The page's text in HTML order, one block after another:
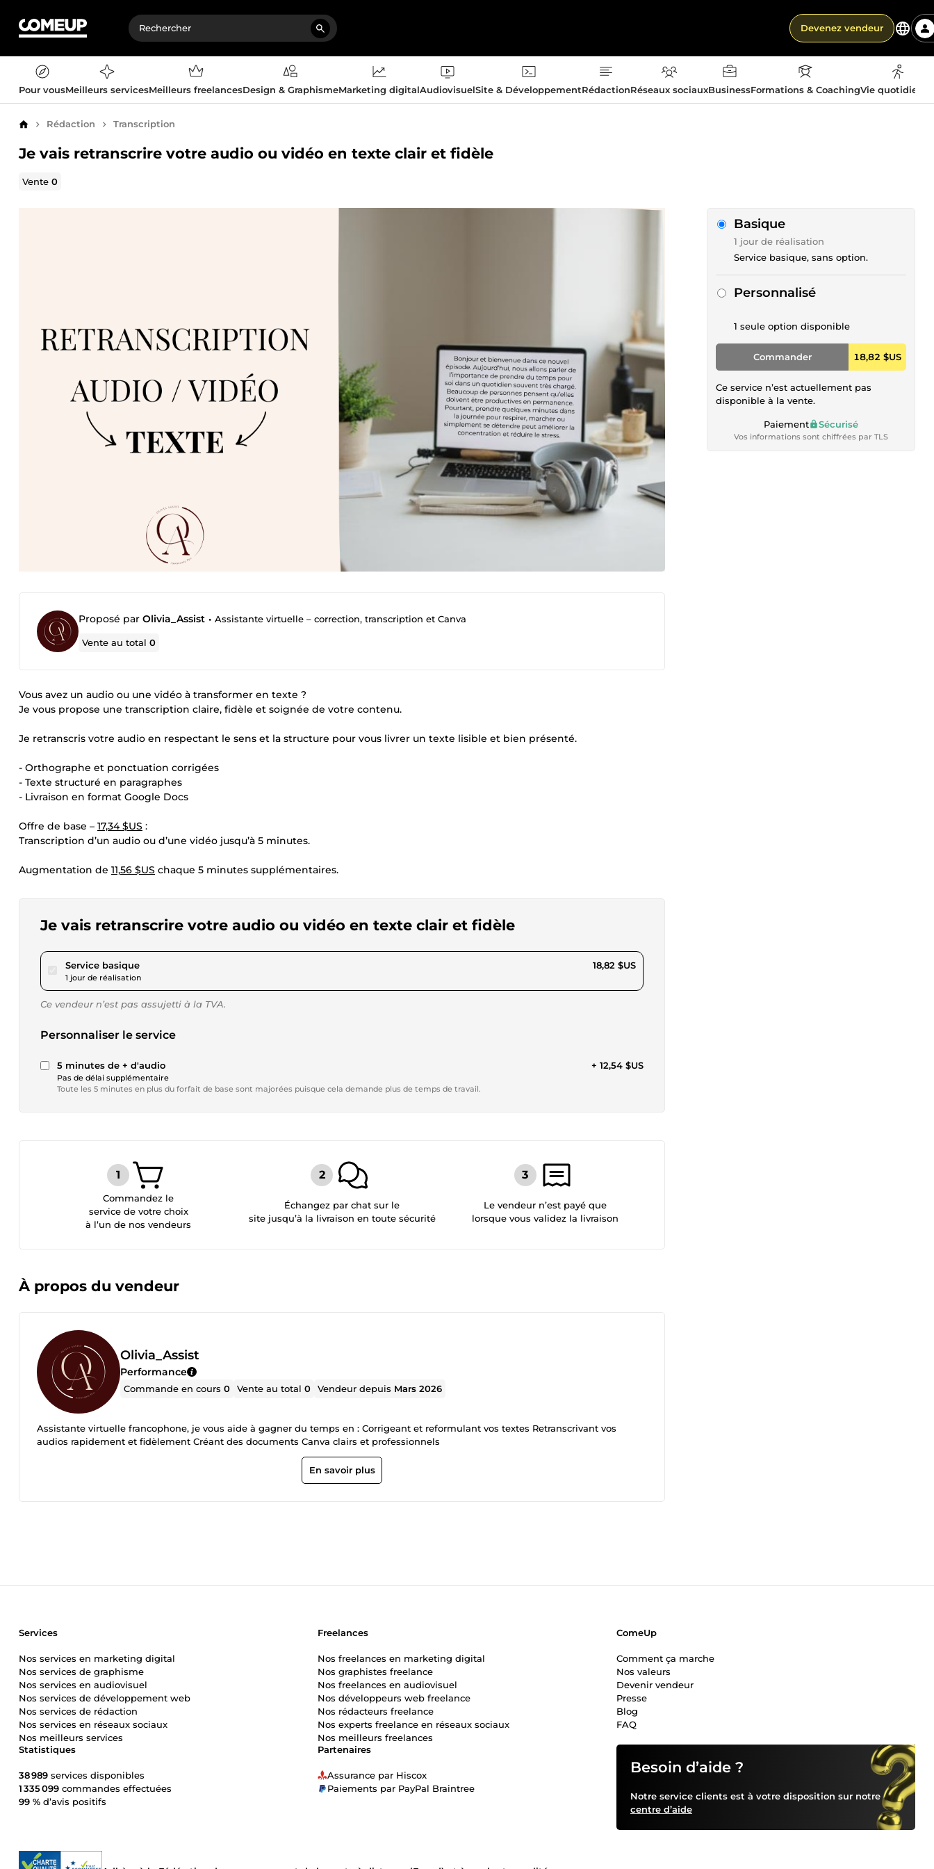
Devenez vendeur
Pour vousMeilleurs servicesMeilleurs freelancesDesign & GraphismeMarketing digitalAudiovisuelSite & DéveloppementRédactionRéseaux sociauxBusinessFormations & CoachingVie
AccueilRédaction Transcription
Je vais retranscrire votre audio ou vidéo en texte clair et fidèle
Vente0
Proposé par Olivia_Assist • Assistante virtuelle – correction, transcription et Canva
Vente au total0
Vous avez un audio ou une vidéo à transformer en texte ?
Je vous propose une transcription claire, fidèle et soignée de votre contenu.
Je retranscris votre audio en respectant le sens et la structure pour vous livrer un texte lisible et bien présenté.
- Orthographe et ponctuation corrigées
- Texte structuré en paragraphes
- Livraison en format Google Docs
Offre de base – 17,34 $US :
Transcription d’un audio ou d’une vidéo jusqu’à 5 minutes.
Augmentation de 11,56 $US chaque 5 minutes supplémentaires.
Je vais retranscrire votre audio ou vidéo en texte clair et fidèle
Service basiquepour 17,34 $US
1 jour de réalisation
18,82 $US
Ce vendeur n’est pas assujetti à la TVA.
Personnaliser le service
5 minutes de + d'audio
Pas de délai supplémentaire
Toute les 5 minutes en plus du forfait de base sont majorées puisque cela demande plus de temps de travail.
+ 12,54 $US
Basique
1 jour de réalisation
Service basique, sans option.
Personnalisé
1 seule option disponible
Commander 18,82 $US
Ce service n’est actuellement pas
disponible à la vente.
Paiement Sécurisé
Vos informations sont chiffrées par TLS
Commandez le
service de votre choix
à l’un de nos vendeurs
Échangez par chat sur le
site jusqu’à la livraison en toute sécurité
Le vendeur n’est payé que
lorsque vous validez la livraison
À propos du vendeur
Olivia_Assist
Performance
Commande en cours0 Vente au total0 Vendeur depuis Mars 2026
Assistante virtuelle francophone, je vous aide à gagner du temps en : Corrigeant et reformulant vos textes Retranscrivant vos
audios rapidement et fidèlement Créant des documents Canva clairs et professionnels
En savoir plus
Besoin d’aide ?
Notre service clients est à votre disposition sur notre
centre d’aide
Partenaires
Assurance par Hiscox
Paiements par PayPal Braintree
Statistiques
38 989 services disponibles
1 335 099 commandes effectuées
99 % d’avis positifs
Services
Nos services en marketing digital
Nos services de graphisme
Nos services en audiovisuel
Nos services de développement web
Nos services de rédaction
Nos services en réseaux sociaux
Nos meilleurs services
Freelances
Nos freelances en marketing digital
Nos graphistes freelance
Nos freelances en audiovisuel
Nos développeurs web freelance
Nos rédacteurs freelance
Nos experts freelance en réseaux sociaux
Nos meilleurs freelances
ComeUp
Comment ça marche
Nos valeurs
Devenir vendeur
Presse
Blog
FAQ